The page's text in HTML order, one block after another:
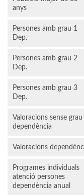
anys
Persones amb grau 1
Dep.
Persones amb grau 2
Dep.
Persones amb grau 3
Dep.
Valoracions sense grau
dependència
Valoracions
Programes individuals
atenció persones
dependència anual